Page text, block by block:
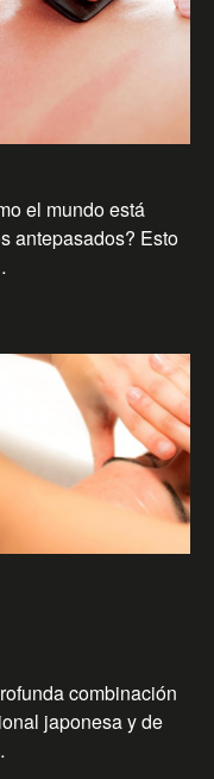
el mundo está
antepasados? Esto
combinación
japonesa y de